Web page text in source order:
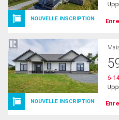
NOUVELLE INSCRIPTION
NOUVELLE INSCRIPTION
6-